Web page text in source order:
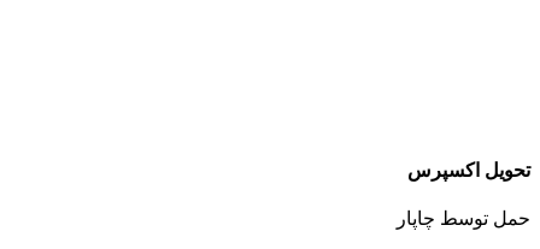
تحویل اکسپرس
حمل توسط چاپار